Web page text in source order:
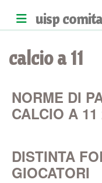
uisp
calcio a 11
NORME DI
CALCIO A 11
DISTINTA
GIOCATORI